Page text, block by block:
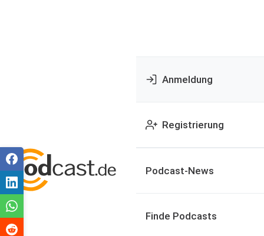
Anmeldung
Registrierung
Podcast-News
Finde Podcasts